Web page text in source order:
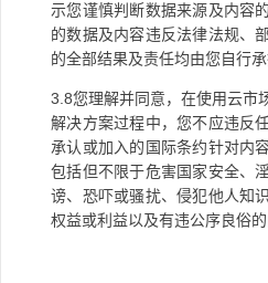
示您谨慎判断数据来源及内容
的数据及内容违反法律法规、
的全部结果及责任均由您自行承
3.8您理解并同意，在使用云市
解决方案过程中，您不应违反
承认或加入的国际条约针对内
包括但不限于危害国家安全、
谤、恐吓或骚扰、侵犯他人知
权益或利益以及有违公序良俗